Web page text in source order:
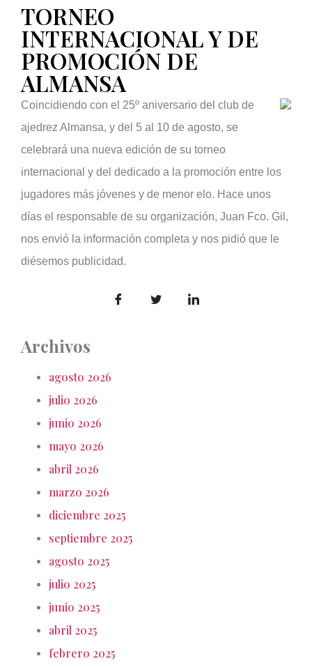
TORNEO
INTERNACIONAL Y DE
PROMOCIÓN DE
ALMANSA
Coincidiendo con el 25º aniversario del club de
ajedrez Almansa, y del 5 al 10 de agosto, se
celebrará una nueva edición de su torneo
internacional y del dedicado a la promoción entre los
jugadores más jóvenes y de menor elo. Hace unos
días el responsable de su organización, Juan Fco. Gil,
nos envió la información completa y nos pidió que le
diésemos publicidad.
Archivos
agosto 2026
julio 2026
junio 2026
mayo 2026
abril 2026
marzo 2026
diciembre 2025
septiembre 2025
agosto 2025
julio 2025
junio 2025
abril 2025
febrero 2025